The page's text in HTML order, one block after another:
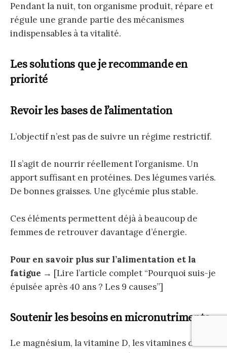
Pendant la nuit, ton organisme produit, répare et
régule une grande partie des mécanismes
indispensables à ta vitalité.
Les solutions que je recommande en
priorité
Revoir les bases de l’alimentation
L’objectif n’est pas de suivre un régime restrictif.
Il s’agit de nourrir réellement l’organisme. Un
apport suffisant en protéines. Des légumes variés.
De bonnes graisses. Une glycémie plus stable.
Ces éléments permettent déjà à beaucoup de
femmes de retrouver davantage d’énergie.
Pour en savoir plus sur l’alimentation et la
fatigue → [Lire l’article complet “Pourquoi suis-je
épuisée après 40 ans ? Les 9 causes”]
Soutenir les besoins en micronutriments
Le magnésium, la vitamine D, les vitamines du